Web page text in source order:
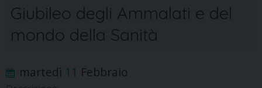
Giubileo degli Ammalati e del
mondo della Sanità
martedì 11 Febbraio